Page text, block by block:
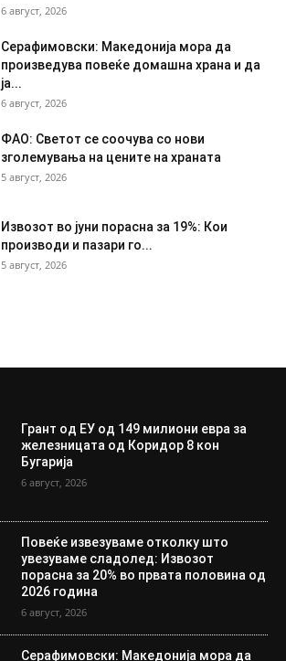
6 август, 2026
Серафимовски: Македонија мора да
произведува повеќе домашна храна и да
ја...
6 август, 2026
ФАО: Светот се соочува со нови
зголемувања на цените на храната
5 август, 2026
Извозот во јуни порасна за 19%: Кои
производи и пазари го...
5 август, 2026
Грант од ЕУ од 149 милиони евра за
железницата од Коридор 8 кон
Бугарија
6 август, 2026
Повеќе извезуваме отколку што
увезуваме сладолед: Извозот
порасна за 20% во првата половина од
2026 година
6 август, 2026
Серафимовски: Македонија мора да